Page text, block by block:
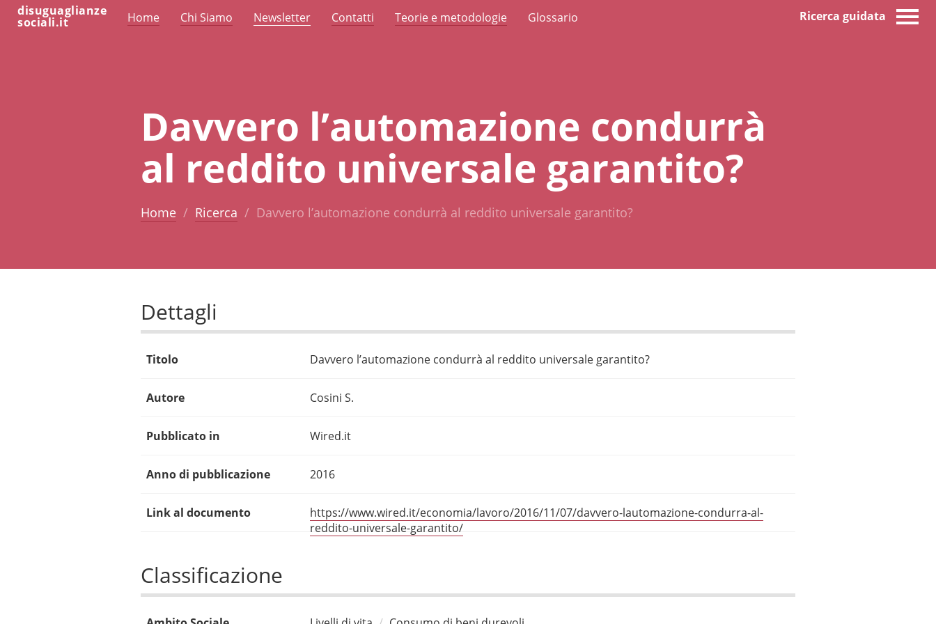
disuguaglianze
sociali.it Home Chi Siamo Newsletter Contatti Teorie e metodologie Glossario Ricerca guidata
Davvero l’automazione condurrà
al reddito universale garantito?
Home Ricerca Davvero l’automazione condurrà al reddito universale garantito?
Dettagli
Titolo Davvero l’automazione condurrà al reddito universale garantito?
Autore Cosini S.
Pubblicato in Wired.it
Anno di pubblicazione 2016
Link al documento
https://www.wired.it/economia/lavoro/2016/11/07/davvero-lautomazione-condurra-al-
reddito-universale-garantito/
Classificazione